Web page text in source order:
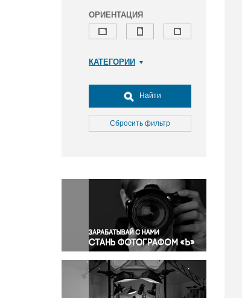
ОРИЕНТАЦИЯ
КАТЕГОРИИ
Досуг, туризм и отдых
Культура
Медицина
Окружающая среда
Политика
Правосудие
Происшествия и конфликты
Религия
Светская жизнь
Спорт
Экология
Найти
Сбросить фильтр